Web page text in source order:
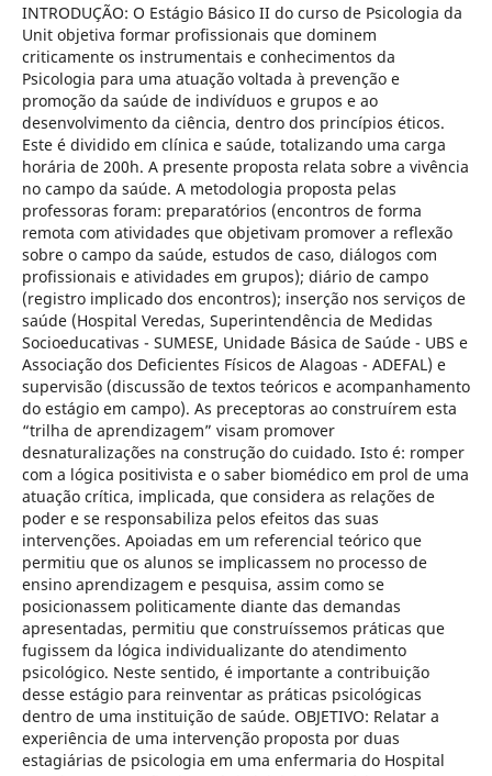
INTRODUÇÃO: O Estágio Básico II do curso de Psicologia da
Unit objetiva formar profissionais que dominem
criticamente os instrumentais e conhecimentos da
Psicologia para uma atuação voltada à prevenção e
promoção da saúde de indivíduos e grupos e ao
desenvolvimento da ciência, dentro dos princípios éticos.
Este é dividido em clínica e saúde, totalizando uma carga
horária de 200h. A presente proposta relata sobre a vivência
no campo da saúde. A metodologia proposta pelas
professoras foram: preparatórios (encontros de forma
remota com atividades que objetivam promover a reflexão
sobre o campo da saúde, estudos de caso, diálogos com
profissionais e atividades em grupos); diário de campo
(registro implicado dos encontros); inserção nos serviços de
saúde (Hospital Veredas, Superintendência de Medidas
Socioeducativas - SUMESE, Unidade Básica de Saúde - UBS e
Associação dos Deficientes Físicos de Alagoas - ADEFAL) e
supervisão (discussão de textos teóricos e acompanhamento
do estágio em campo). As preceptoras ao construírem esta
“trilha de aprendizagem” visam promover
desnaturalizações na construção do cuidado. Isto é: romper
com a lógica positivista e o saber biomédico em prol de uma
atuação crítica, implicada, que considera as relações de
poder e se responsabiliza pelos efeitos das suas
intervenções. Apoiadas em um referencial teórico que
permitiu que os alunos se implicassem no processo de
ensino aprendizagem e pesquisa, assim como se
posicionassem politicamente diante das demandas
apresentadas, permitiu que construíssemos práticas que
fugissem da lógica individualizante do atendimento
psicológico. Neste sentido, é importante a contribuição
desse estágio para reinventar as práticas psicológicas
dentro de uma instituição de saúde. OBJETIVO: Relatar a
experiência de uma intervenção proposta por duas
estagiárias de psicologia em uma enfermaria do Hospital